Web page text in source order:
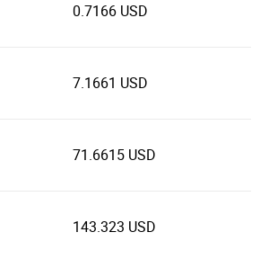
0.7166 USD
7.1661 USD
71.6615 USD
143.323 USD